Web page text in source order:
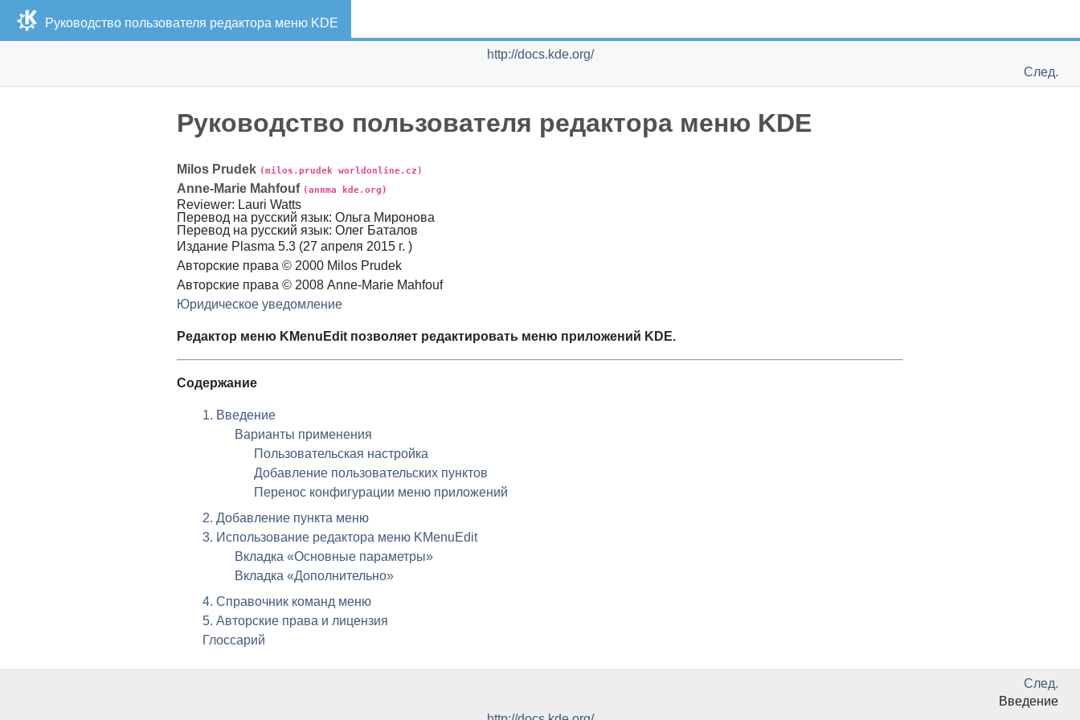
Руководство пользователя редактора меню KDE
http://docs.kde.org/
След.
Руководство пользователя редактора меню KDE
Milos Prudek (milos.prudek worldonline.cz)
Anne-Marie Mahfouf (annma kde.org)
Reviewer: Lauri Watts
Перевод на русский язык: Ольга Миронова
Перевод на русский язык: Олег Баталов
Издание Plasma 5.3 (27 апреля 2015 г. )
Авторские права © 2000 Milos Prudek
Авторские права © 2008 Anne-Marie Mahfouf
Юридическое уведомление
Редактор меню KMenuEdit позволяет редактировать меню приложений KDE.
Содержание
1. Введение
Варианты применения
Пользовательская настройка
Добавление пользовательских пунктов
Перенос конфигурации меню приложений
2. Добавление пункта меню
3. Использование редактора меню KMenuEdit
Вкладка «Основные параметры»
Вкладка «Дополнительно»
4. Справочник команд меню
5. Авторские права и лицензия
Глоссарий
След.
Введение